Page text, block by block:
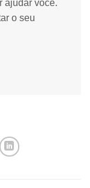
ajudar você.
o seu